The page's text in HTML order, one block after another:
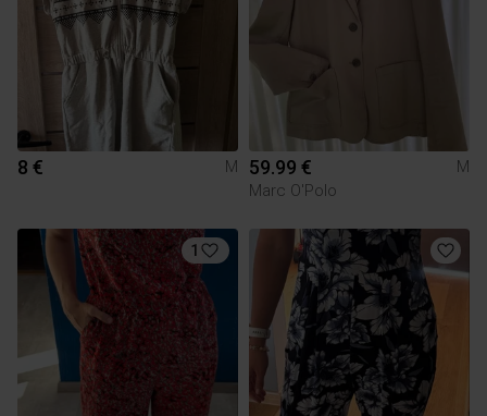
8 € M 59.99 €
M
Marc O'Polo
1